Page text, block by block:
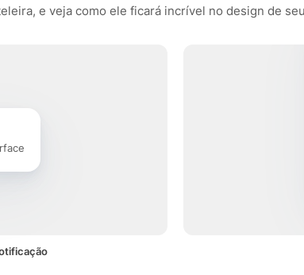
e veja como ele ficará incrível no design de